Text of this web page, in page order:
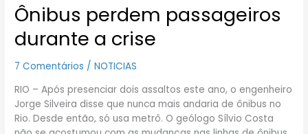
Ônibus perdem passageiros
durante a crise
7 Comentários /NOTICIAS
RIO – Após presenciar dois assaltos este ano, o engenheiro
Jorge Silveira disse que nunca mais andaria de ônibus no
Rio. Desde então, só usa metrô. O geólogo Sílvio Costa
Ônibus
perdem
passageiros
a